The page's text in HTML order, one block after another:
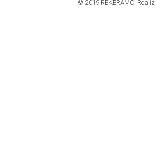
© 2019 REKERAMO.